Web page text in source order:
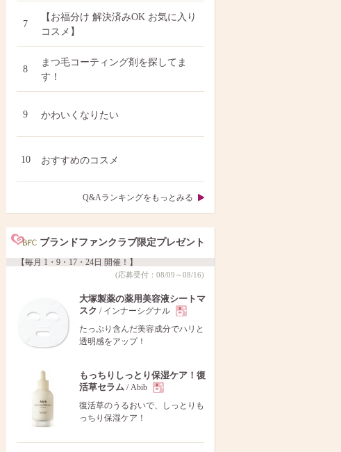
7
【お福分け 解決済みOK お気に入り
コスメ】
8
まつ毛コーティング剤を探してま
す！
9 かわいくなりたい
10 おすすめのコスメ
Q&Aランキングをもっとみる
ブランドファンクラブ限定プレゼント
【毎月 1・9・17・24日 開催！】
(応募受付：08/09～08/16)
大塚製薬の薬用美容液シートマ
スク / インナーシグナル
現
たっぷり含んだ美容成分でハリと
透明感をアップ！
もっちりしっとり保湿ケア！復
活草セラム / Abib
現
復活草のうるおいで、しっとりも
っちり保湿ケア！